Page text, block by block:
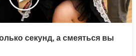
секунд, а смеяться вы